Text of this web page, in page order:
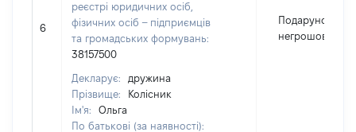
6
реєстрі юридичних осіб,
фізичних осіб – підприємців
та громадських формувань:
38157500
Декларує:
дружина
Прізвище:
Колісник
Ім'я:
Ольга
По батькові (за наявності):
Подарунок у
негрошовій